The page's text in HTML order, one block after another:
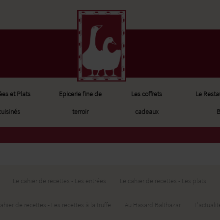
et Plats
Epicerie fine de
terroir
Les coffrets
cadeaux
Le
Le cahier de recettes - Les entrées Le cahier de recettes - Les plats
de recettes - Les recettes à la truffe Au Hasard Balthazar